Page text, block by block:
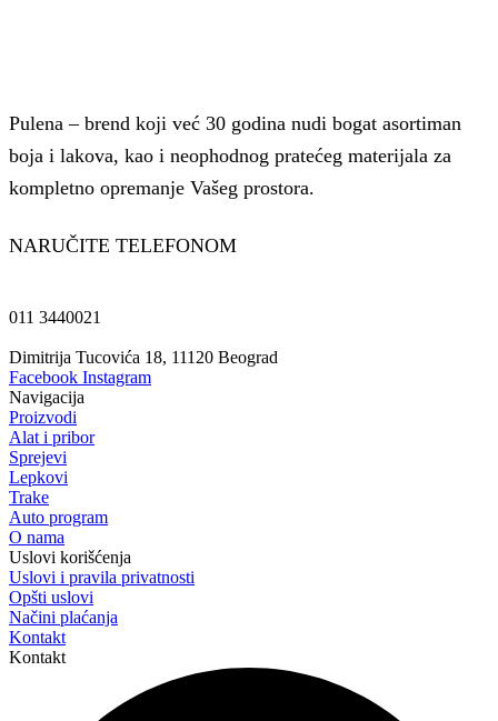
Pulena – brend koji već 30 godina nudi bogat asortiman
boja i lakova, kao i neophodnog pratećeg materijala za
kompletno opremanje Vašeg prostora.
NARUČITE TELEFONOM
011 3440021
Dimitrija Tucovića 18, 11120 Beograd
Facebook Instagram
Navigacija
Proizvodi
Alat i pribor
Sprejevi
Lepkovi
Trake
Auto program
O nama
Uslovi korišćenja
Uslovi i pravila privatnosti
Opšti uslovi
Načini plaćanja
Kontakt
Kontakt